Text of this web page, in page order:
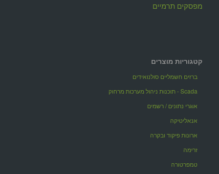
מפסקים תרמיים
קטגוריות מוצרים
ברזים חשמליים סולנואידים
Scada - תוכנות ניהול מערכות מרחוק
אוגרי נתונים / רשמים
אנאליטיקה
ארונות פיקוד ובקרה
זרימה
טמפרטורה